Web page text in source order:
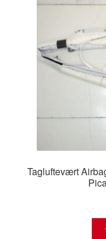
Tagluftevært